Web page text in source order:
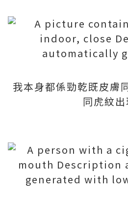
我本身都係勁乾既皮膚
同虎紋出